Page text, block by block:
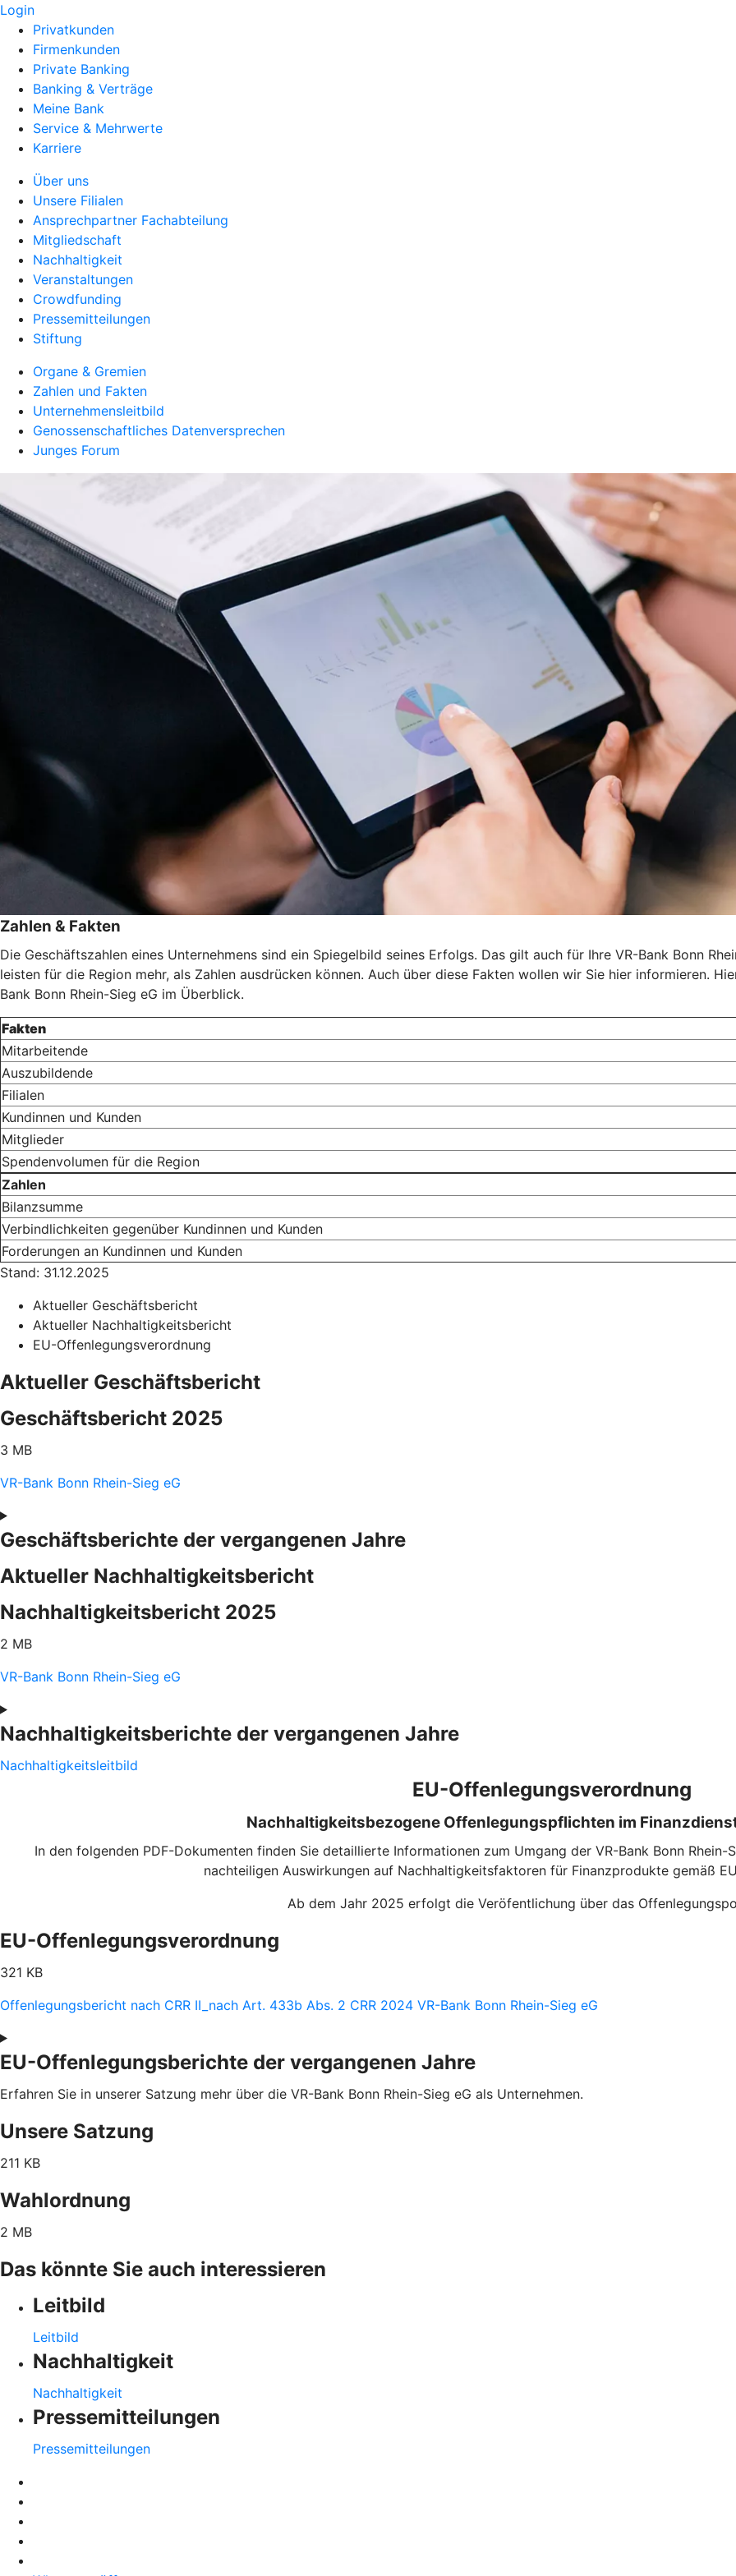
Login
Privatkunden
Firmenkunden
Private Banking
Banking & Verträge
Meine Bank
Service & Mehrwerte
Karriere
Über uns
Unsere Filialen
Ansprechpartner Fachabteilung
Mitgliedschaft
Nachhaltigkeit
Veranstaltungen
Crowdfunding
Pressemitteilungen
Stiftung
Organe & Gremien
Zahlen und Fakten
Unternehmensleitbild
Genossenschaftliches Datenversprechen
Junges Forum
Zahlen & Fakten
Die Geschäftszahlen eines Unternehmens sind ein Spiegelbild seines Erfolgs. Das gilt auch für Ihre VR-Bank Bonn
leisten für die Region mehr, als Zahlen ausdrücken können. Auch über diese Fakten wollen wir Sie hier informieren.
Bank Bonn Rhein-Sieg eG im Überblick.
Fakten
Mitarbeitende
Auszubildende
Filialen
Kundinnen und Kunden
Mitglieder
Spendenvolumen für die Region
Zahlen
Bilanzsumme
Verbindlichkeiten gegenüber Kundinnen und Kunden
Forderungen an Kundinnen und Kunden
Stand: 31.12.2025
Aktueller Geschäftsbericht
Aktueller Nachhaltigkeitsbericht
EU-Offenlegungsverordnung
Aktueller Geschäftsbericht
Geschäftsbericht 2025
3 MB
VR-Bank Bonn Rhein-Sieg eG
Geschäftsberichte der vergangenen Jahre
Aktueller Nachhaltigkeitsbericht
Nachhaltigkeitsbericht 2025
2 MB
VR-Bank Bonn Rhein-Sieg eG
Nachhaltigkeitsberichte der vergangenen Jahre
Nachhaltigkeitsleitbild
EU-Offenlegungsverordnung
Nachhaltigkeitsbezogene Offenlegungspflichten im
In den folgenden PDF-Dokumenten finden Sie detaillierte Informationen zum Umgang der VR-Bank Bonn
nachteiligen Auswirkungen auf Nachhaltigkeitsfaktoren für Finanzprodukte gemäß
Ab dem Jahr 2025 erfolgt die Veröfentlichung über das
EU-Offenlegungsverordnung
321 KB
Offenlegungsbericht nach CRR II_nach Art. 433b Abs. 2 CRR 2024 VR-Bank Bonn Rhein-Sieg eG
EU-Offenlegungsberichte der vergangenen Jahre
Erfahren Sie in unserer Satzung mehr über die VR-Bank Bonn Rhein-Sieg eG als Unternehmen.
Unsere Satzung
211 KB
Wahlordnung
2 MB
Das könnte Sie auch interessieren
Leitbild
Leitbild
Nachhaltigkeit
Nachhaltigkeit
Pressemitteilungen
Pressemitteilungen